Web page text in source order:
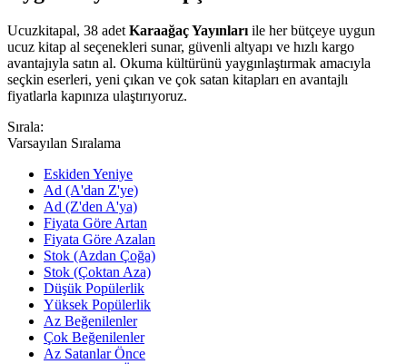
Ucuzkitapal, 38 adet Karaağaç Yayınları ile her bütçeye uygun
ucuz kitap al seçenekleri sunar, güvenli altyapı ve hızlı kargo
avantajıyla satın al. Okuma kültürünü yaygınlaştırmak amacıyla
seçkin eserleri, yeni çıkan ve çok satan kitapları en avantajlı
fiyatlarla kapınıza ulaştırıyoruz.
Sırala:
Varsayılan Sıralama
Eskiden Yeniye
Ad (A'dan Z'ye)
Ad (Z'den A'ya)
Fiyata Göre Artan
Fiyata Göre Azalan
Stok (Azdan Çoğa)
Stok (Çoktan Aza)
Düşük Popülerlik
Yüksek Popülerlik
Az Beğenilenler
Çok Beğenilenler
Az Satanlar Önce